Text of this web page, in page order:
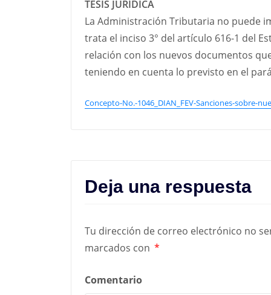
TESIS JURÍDICA
La Administración Tributaria no puede
trata el inciso 3° del artículo 616-1 del
relación con los nuevos documentos
teniendo en cuenta lo previsto en el
Concepto-No.-1046_DIAN_FEV-Sanciones-sobre-
Deja una respuesta
Tu dirección de correo electrónico no
marcados con *
Comentario